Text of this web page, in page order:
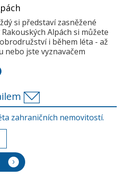
si představí zasněžené
Alpách si můžete
i během léta - až
nebo jste vyznavačem
zahraničních nemovitostí.